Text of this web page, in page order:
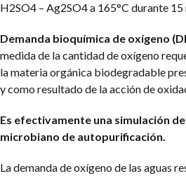
H2SO4 – Ag2SO4 a 165°C durante
Demanda bioquímica de oxígeno
medida de la cantidad de oxígeno
la materia orgánica biodegradable
y como resultado de la acción de
Es efectivamente una simulación
microbiano de autopurificación.
La demanda de oxígeno de las aguas